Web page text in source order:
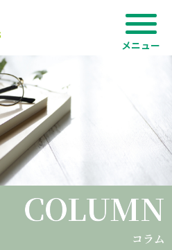
COLUMN
COLUMN
コラム